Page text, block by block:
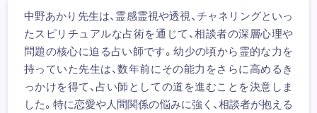
中野あかり先生は、霊感霊視や透視、チャネリングといっ
たスピリチュアルな占術を通じて、相談者の深層心理や
問題の核心に迫る占い師です。幼少の頃から霊的な力を
持っていた先生は、数年前にその能力をさらに高めるき
っかけを得て、占い師としての道を進むことを決意しま
した。特に恋愛や人間関係の悩みに強く、相談者が抱える